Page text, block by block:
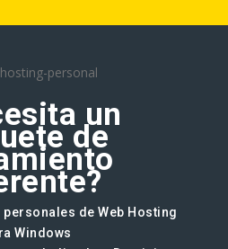
un
de
de Web Hosting
Windows